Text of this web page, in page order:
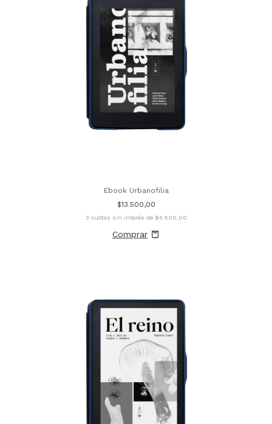
Ebook Urbanofilia
$13.500,00
3 cuotas sin interés de $4.500,00